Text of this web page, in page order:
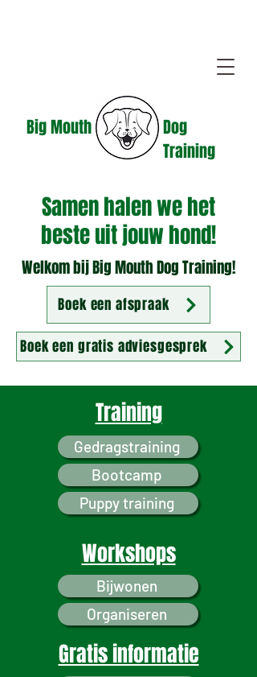
Big Mouth
Dog
Training
Samen halen we het
beste uit jouw hond!
Welkom bij Big Mouth Dog Training!
Boek een afspraak
Boek een gratis adviesgesprek
Training
Gedragstraining
Bootcamp
Puppy training
Workshops
Bijwonen
Organiseren
Gratis informatie